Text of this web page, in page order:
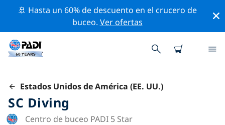
🚢 Hasta un 60% de descuento en el crucero de
buceo. Ver ofertas
Estados Unidos de América (EE. UU.)
SC Diving
Centro de buceo PADI 5 Star